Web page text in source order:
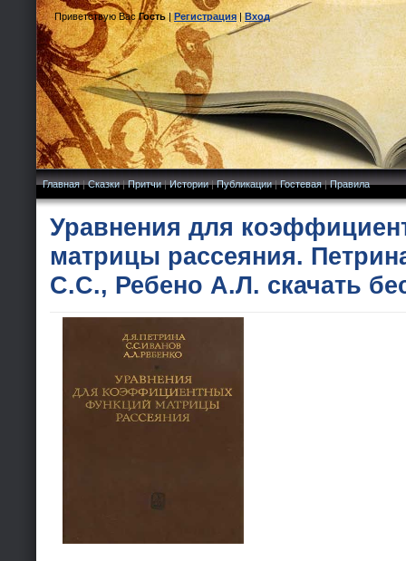
Приветствую Вас Гость|Регистрация|Вход
Главная|Сказки|Притчи|Истории|Публикации|Гостевая|Правила
Уравнения для
матрицы рассеяния.
С.С., Ребено А.Л. скачать